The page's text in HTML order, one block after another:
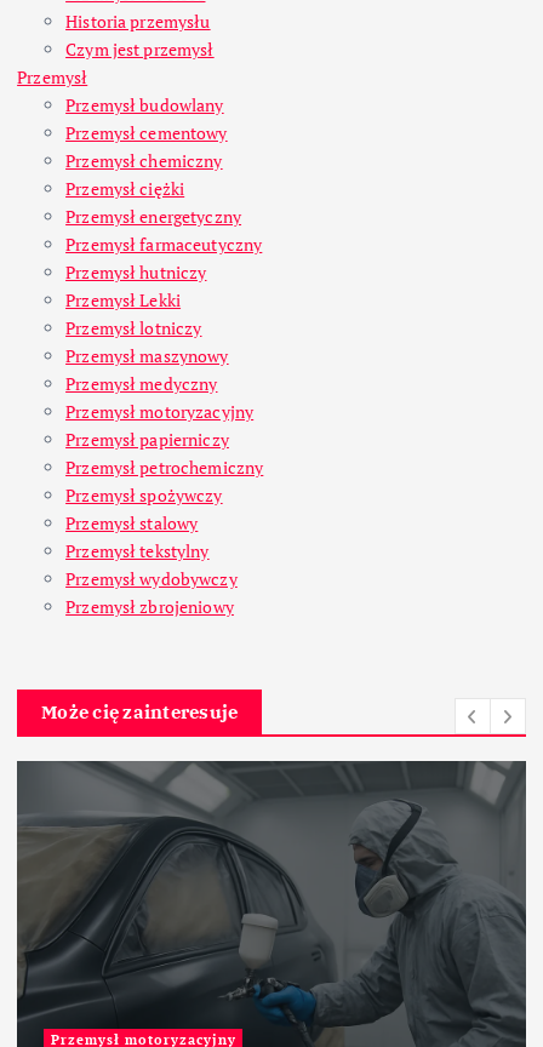
Historia przemysłu
Czym jest przemysł
Przemysł
Przemysł budowlany
Przemysł cementowy
Przemysł chemiczny
Przemysł ciężki
Przemysł energetyczny
Przemysł farmaceutyczny
Przemysł hutniczy
Przemysł Lekki
Przemysł lotniczy
Przemysł maszynowy
Przemysł medyczny
Przemysł motoryzacyjny
Przemysł papierniczy
Przemysł petrochemiczny
Przemysł spożywczy
Przemysł stalowy
Przemysł tekstylny
Przemysł wydobywczy
Przemysł zbrojeniowy
Może cię zainteresuje
Przemysł motoryzacyjny